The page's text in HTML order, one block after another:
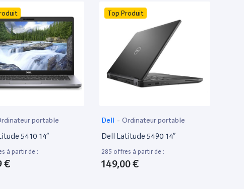
portable
5410 14”
à partir de :
€
Top Produit
Dell - Ordinateur portable
Dell Latitude 5490 14”
285 offres à partir de :
149,00 €